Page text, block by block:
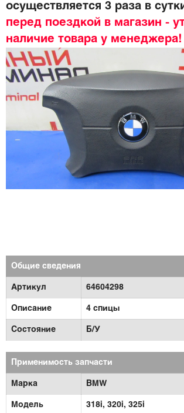
осуществляется 3 раза в
перед поездкой в магазин -
наличие товара у менеджера!
Общие сведения
Артикул 64604298
Описание 4 спицы
Состояние Б/У
Применимость запчасти
Марка BMW
Модель 318i, 320i, 325i